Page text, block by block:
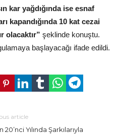
kar yağdığında ise esnaf
kapandığında 10 kat cezai
olacaktır” şeklinde konuştu.
başlayacağı ifade edildi.
article
Yılında Şarkılarıyla